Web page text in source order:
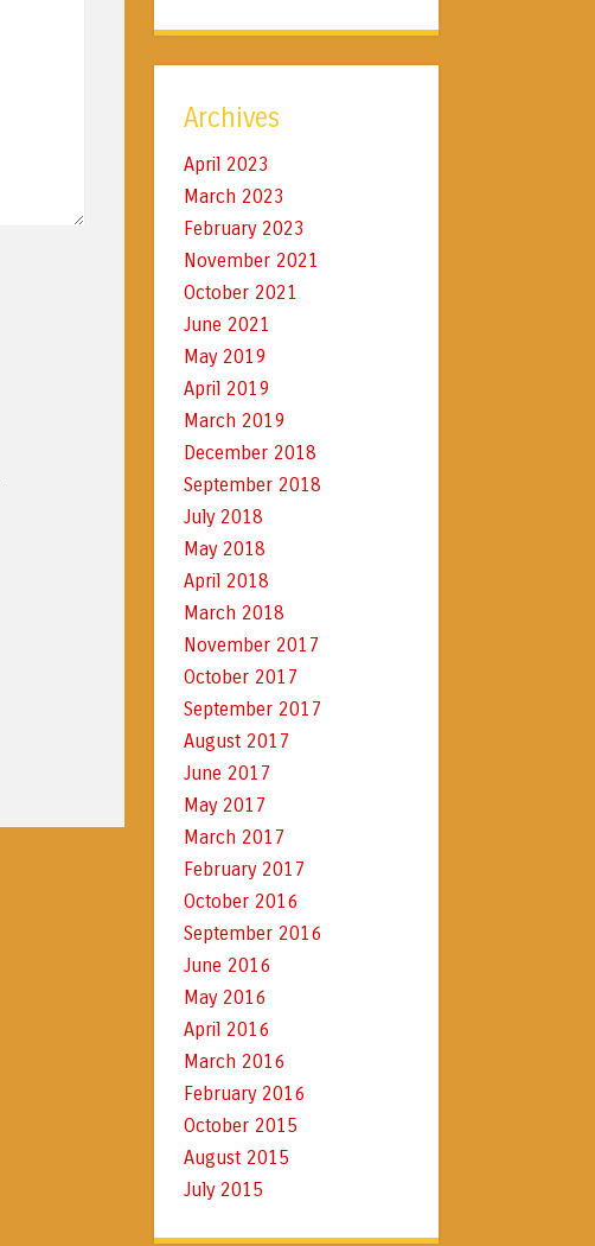
Archives
April 2023
March 2023
February 2023
November 2021
October 2021
June 2021
May 2019
April 2019
March 2019
December 2018
September 2018
July 2018
May 2018
April 2018
March 2018
November 2017
October 2017
September 2017
August 2017
June 2017
May 2017
March 2017
February 2017
October 2016
September 2016
June 2016
May 2016
April 2016
March 2016
February 2016
October 2015
August 2015
July 2015